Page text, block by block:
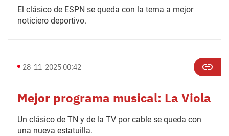
El clásico de ESPN se queda con la terna a mejor
noticiero deportivo.
28-11-2025 00:42
Mejor programa musical: La Viola
Un clásico de TN y de la TV por cable se queda con
una nueva estatuilla.